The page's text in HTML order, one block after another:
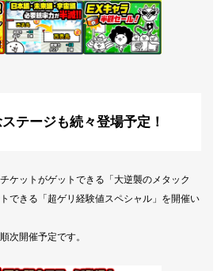
テージも続々登場予定！
ケットがゲットできる「大逆襲のメタック
できる「超ゲリ経験値スペシャル」を開催い
次開催予定です。